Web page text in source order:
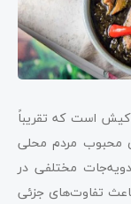
است که تقریباً
محبوب مردم محلی
مختلفی در
تفاوت‌های جزئی